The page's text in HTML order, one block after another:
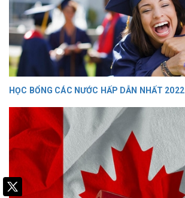
HỌC BỔNG CÁC NƯỚC HẤP DẪN NHẤT 2022